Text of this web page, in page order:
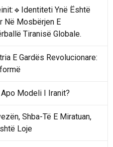
Ynë Është
Në Mosbërjen E
Tiranisë Globale.
E Gardës Revolucionare:
Modeli I Iranit?
Shba-Të E Miratuan,
Loje